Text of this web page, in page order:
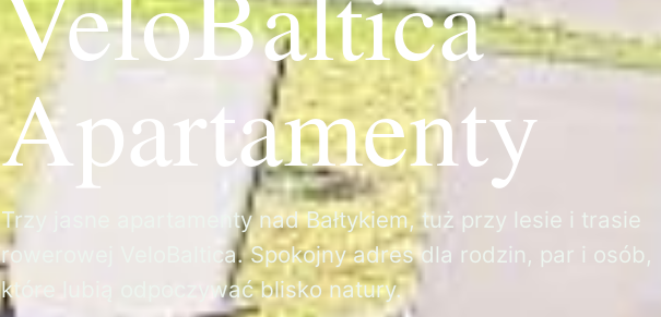
Apartamenty
Trzy jasne apartamenty nad Bałtykiem, tuż przy lesie i trasie
rowerowej VeloBaltica. Spokojny adres dla rodzin, par i osób,
które lubią odpoczywać blisko natury.